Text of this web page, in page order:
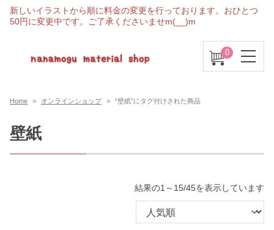
新しいイラストから順に料金の変更を行っております。おひとつ
50円に変更中です。ご了承くださいませm(__)m
0
Home オンラインショップ “壁紙”にタグ付けされた商品
壁紙
結果の1～15/45を表示しています
気